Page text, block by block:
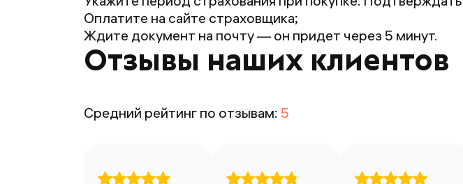
Оплатите на сайте страховщика;
Ждите документ на почту — он придет через 5 минут.
Отзывы наших клиентов
Средний рейтинг по отзывам: 5